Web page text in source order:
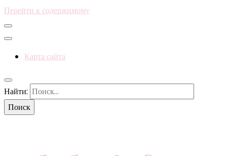
Перейти к содержимому
Карта сайта
Найти: